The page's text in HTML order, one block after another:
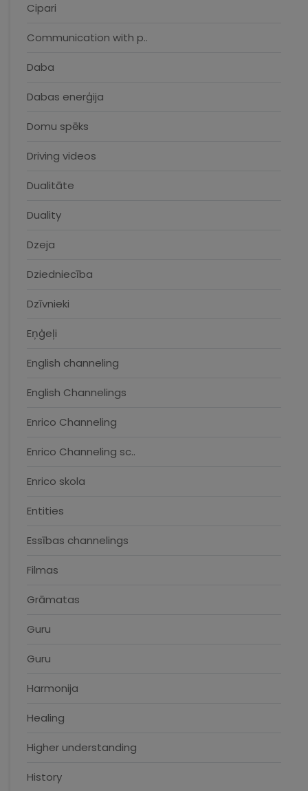
Cipari
Communication with p..
Daba
Dabas enerģija
Domu spēks
Driving videos
Dualitāte
Duality
Dzeja
Dziedniecība
Dzīvnieki
Eņģeļi
English channeling
English Channelings
Enrico Channeling
Enrico Channeling sc..
Enrico skola
Entities
Essības channelings
Filmas
Grāmatas
Guru
Guru
Harmonija
Healing
Higher understanding
History